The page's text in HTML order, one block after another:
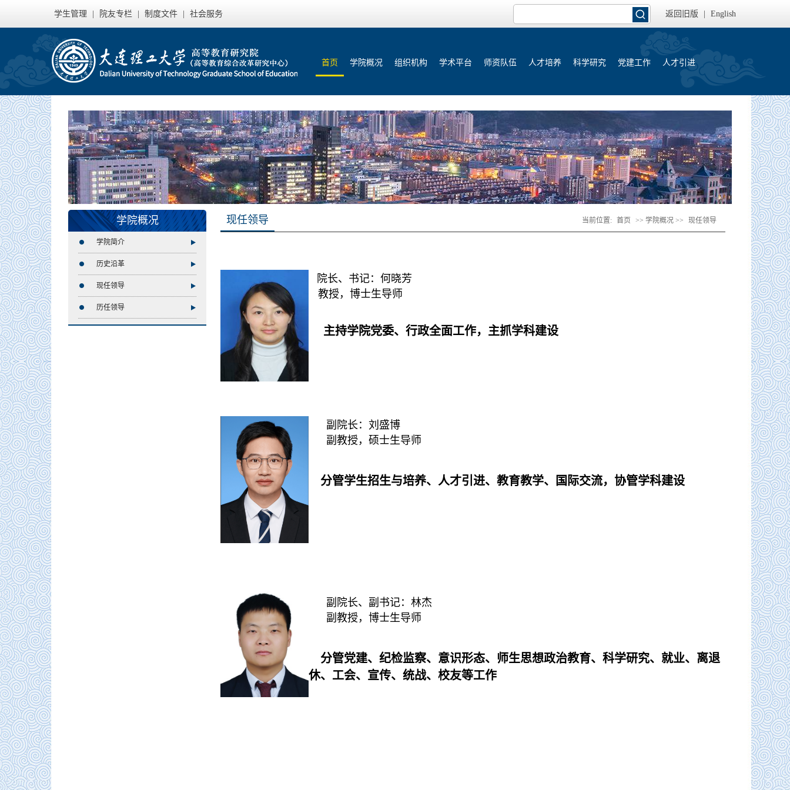
学生管理 院友专栏 制度文件 社会服务 返回旧版 English
首页 学院概况 组织机构 学术平台 师资队伍 人才培养 科学研究 党建工作 人才引进
学院概况
学院简介
历史沿革
现任领导
历任领导
现任领导 当前位置: 首页 >> 学院概况 >> 现任领导
院长、书记：何晓芳
教授，博士生导师
主持学院党委、行政全面工作，主抓学科建设
副院长：刘盛博
副教授，硕士生导师
分管学生招生与培养、人才引进、教育教学、国际交流，协管学科建设
副院长、 副书记：林杰
副教授，博士生导师
分管党建、纪检监察、意识形态、 师生思想政治教育、 科学研究、 就业、离退
休、工会、 宣传、 统战、 校友等工作